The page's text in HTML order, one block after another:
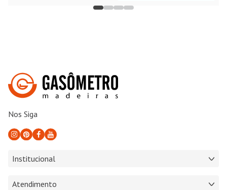
Nos Siga
Institucional
Atendimento